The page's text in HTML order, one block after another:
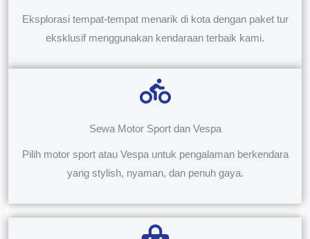
Eksplorasi tempat-tempat menarik di kota dengan paket tur
eksklusif menggunakan kendaraan terbaik kami.
Sewa Motor Sport dan Vespa
Pilih motor sport atau Vespa untuk pengalaman berkendara
yang stylish, nyaman, dan penuh gaya.